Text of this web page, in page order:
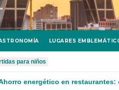
LUGARES
para niños
en restaurantes: claves